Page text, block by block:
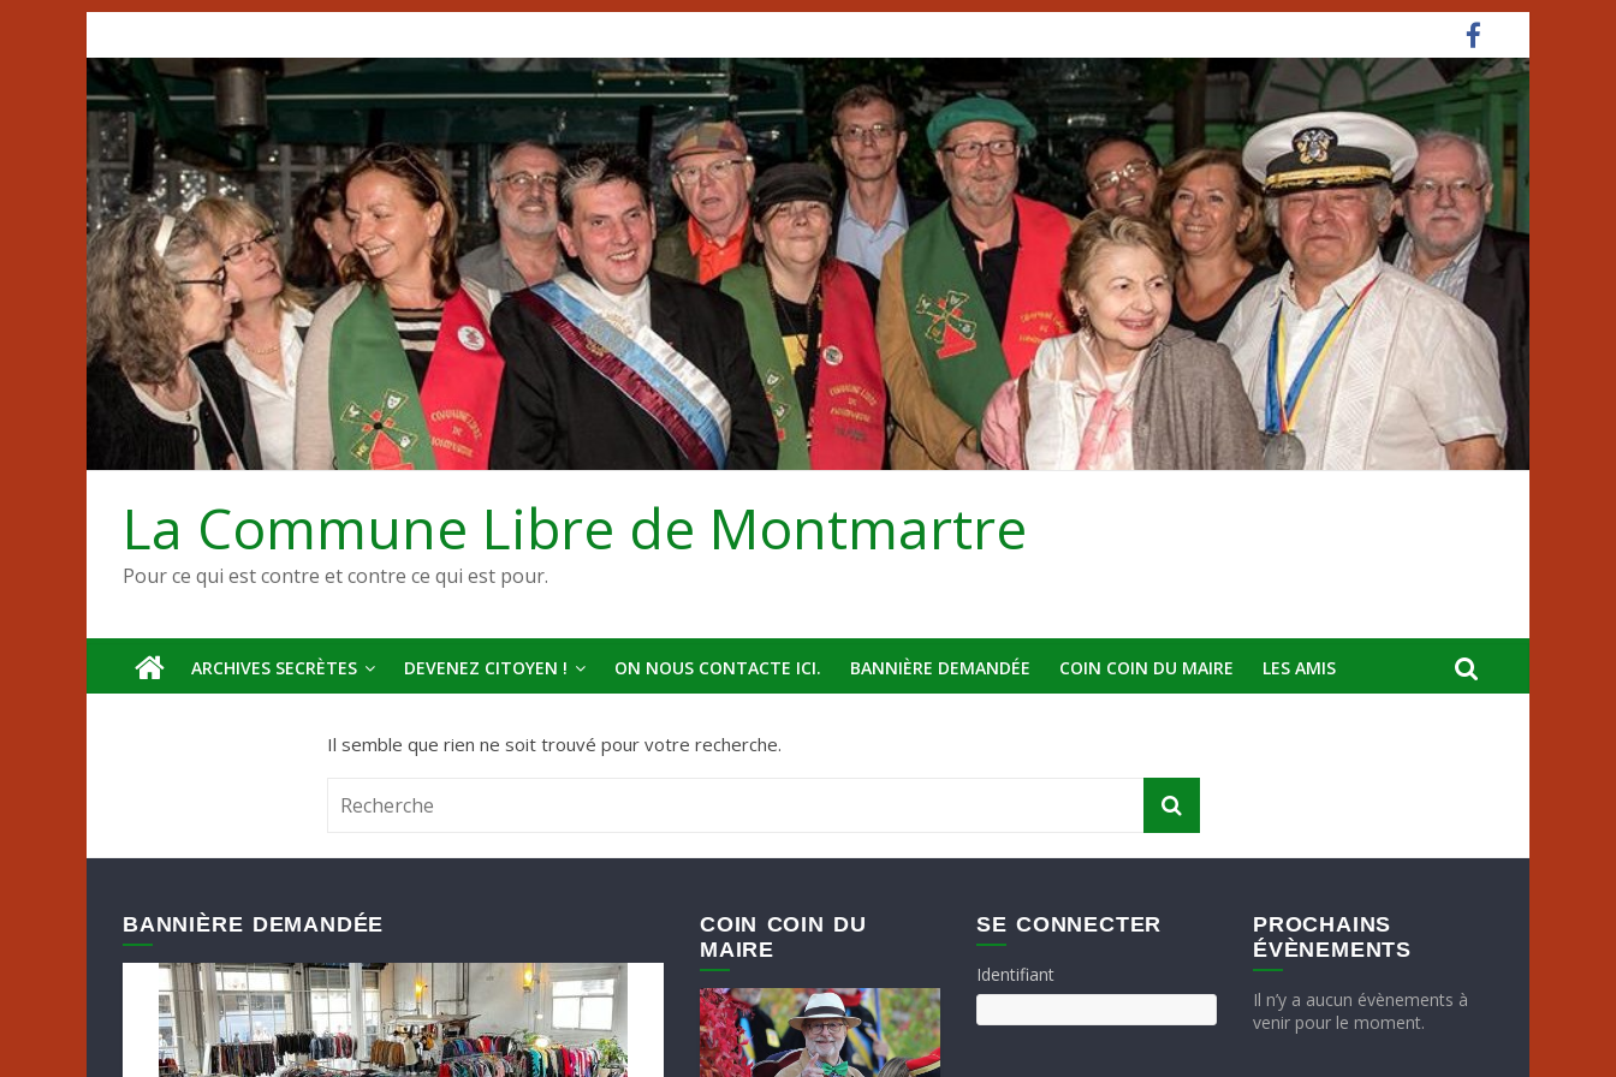
au
contenu
La Commune Libre de Montmartre
Pour ce qui est contre et contre ce qui est pour.
ARCHIVES SECRÈTES DEVENEZ CITOYEN ! ON NOUS CONTACTE ICI. BANNIÈRE DEMANDÉE COIN COIN DU MAIRE LES AMIS
Il semble que rien ne soit trouvé pour votre recherche.
BANNIÈRE DEMANDÉE
COIN COIN DU
MAIRE
SE CONNECTER
Identifiant
PROCHAINS
ÉVÈNEMENTS
Il n’y a aucun évènements à
venir pour le moment.